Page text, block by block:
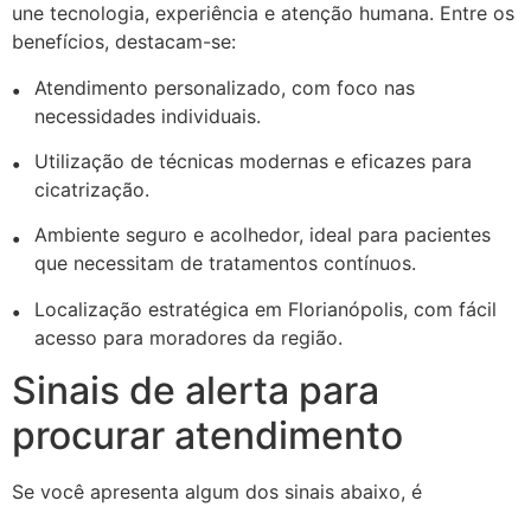
une tecnologia, experiência e atenção humana. Entre os
benefícios, destacam-se:
Atendimento personalizado, com foco nas
necessidades individuais.
Utilização de técnicas modernas e eficazes para
cicatrização.
Ambiente seguro e acolhedor, ideal para pacientes
que necessitam de tratamentos contínuos.
Localização estratégica em Florianópolis, com fácil
acesso para moradores da região.
Sinais de alerta para
procurar atendimento
Se você apresenta algum dos sinais abaixo, é